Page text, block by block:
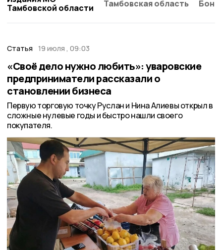
Тамбовской области
Тамбовская область
Статья 19 июля , 09:03
«Своё дело нужно любить»: уваровские
предприниматели рассказали о
становлении бизнеса
Первую торговую точку Руслан и Нина Алиевы открыл в
сложные нулевые годы и быстро нашли своего
покупателя.